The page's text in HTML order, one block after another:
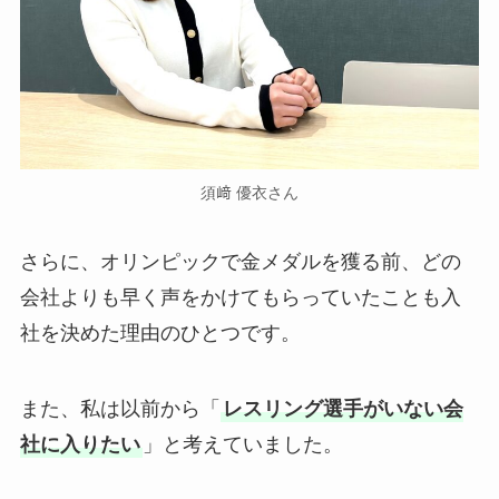
須﨑 優衣さん
さらに、オリンピックで金メダルを獲る前、どの
会社よりも早く声をかけてもらっていたことも入
社を決めた理由のひとつです。
また、私は以前から「 レスリング選手がいない会
社に入りたい」と考えていました。